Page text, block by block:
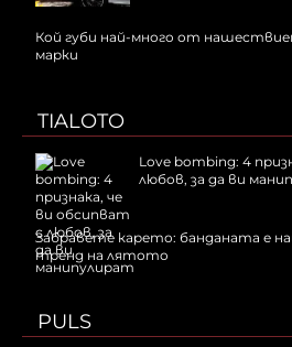
Кой губи най-много от
марки
TIALOTO
Love bombing: 4
любов, за да ви
Забравете карето: банданата е
тренд на лятото
PULS